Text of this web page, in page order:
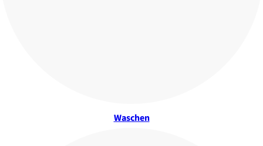
Waschen